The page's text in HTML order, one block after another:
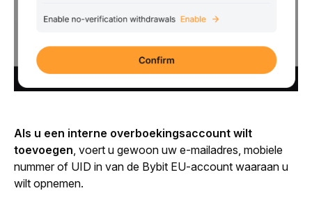
Als u een interne overboekingsaccount wilt
toevoegen, voert u gewoon uw e-mailadres, mobiele
nummer of UID in van de Bybit EU-account waaraan u
wilt opnemen.